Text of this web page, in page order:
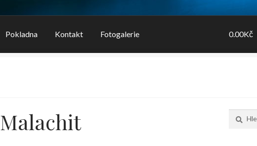
Pokladna Kontakt Fotogalerie 0.00Kč
Malachit